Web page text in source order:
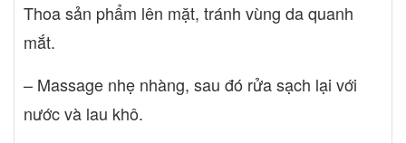
Thoa sản phẩm lên mặt, tránh vùng da quanh
mắt.
– Massage nhẹ nhàng, sau đó rửa sạch lại với
nước và lau khô.